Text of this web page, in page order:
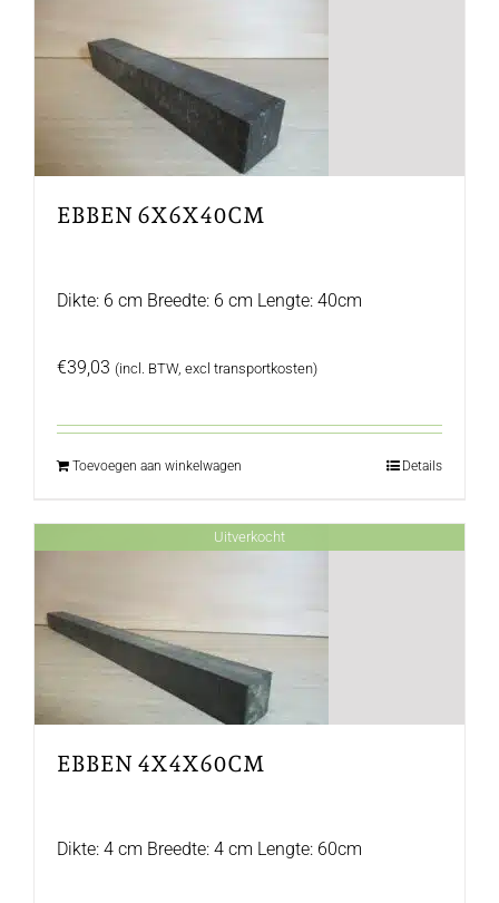
EBBEN 6X6X40CM
Dikte: 6 cm Breedte: 6 cm Lengte: 40cm
€39,03 (incl. BTW, excl transportkosten)
Toevoegen aan winkelwagen Details
Uitverkocht
EBBEN 4X4X60CM
Dikte: 4 cm Breedte: 4 cm Lengte: 60cm